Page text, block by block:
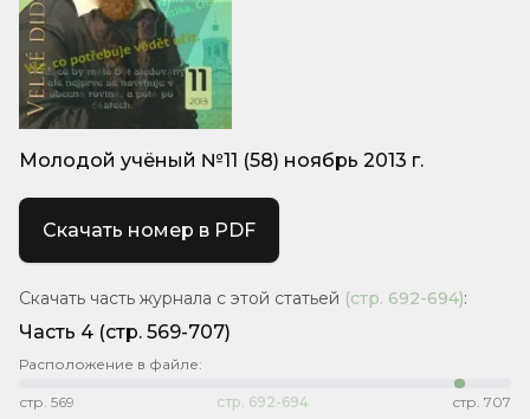
Молодой учёный №11 (58) ноябрь 2013 г.
Скачать номер в PDF
Скачать часть журнала с этой статьей (стр. 692-694):
Часть 4 (стр. 569-707)
Расположение в файле:
стр. 569 стр. 692-694 стр. 707